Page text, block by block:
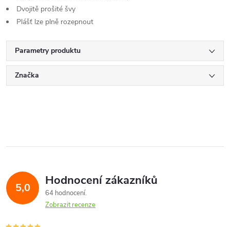
Dvojitě prošité švy
Plášť lze plně rozepnout
Parametry produktu
Značka
5,0 Hodnocení zákazníků
64 hodnocení
Zobrazit recenze